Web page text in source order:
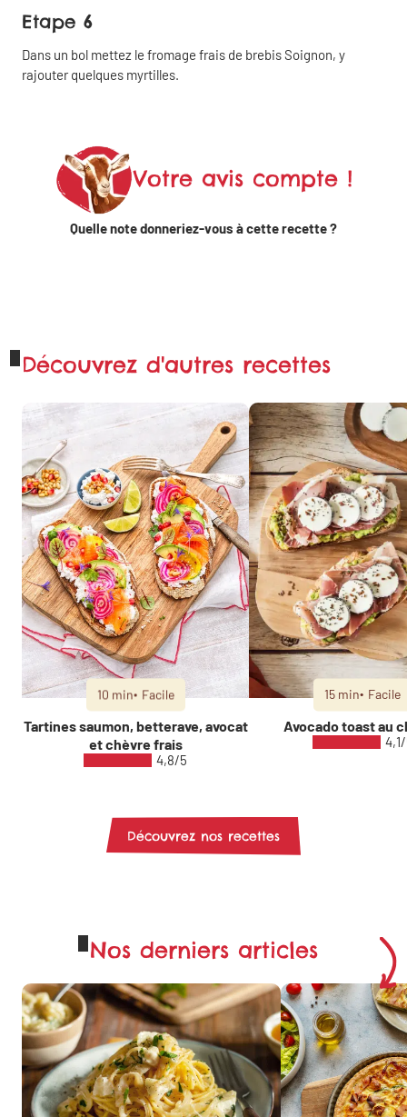
sur
Linkedin
sur X
Partager sur
Etape 6
Dans un bol mettez le fromage frais de brebis Soignon, y
rajouter quelques myrtilles.
Votre avis compte !
Quelle note donneriez-vous à cette recette ?
Découvrez d'autres recettes
10 min Facile
Tartines saumon, betterave, avocat
et chèvre frais
4,8/5
15 min Facile
Avocado toast au
Découvrez nos recettes
Nos derniers articles